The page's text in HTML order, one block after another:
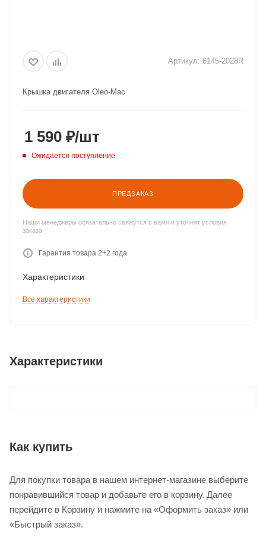
Артикул: 6145-2028R
Крышка двигателя Oleo-Mac
1 590 ₽/шт
Ожидается поступление
ПРЕДЗАКАЗ
Наши менеджеры обязательно свяжутся с вами и уточнят условия
заказа
Гарантия товара 2+2 года
Характеристики
Все характеристики
Характеристики
Как купить
Для покупки товара в нашем интернет-магазине выберите
понравившийся товар и добавьте его в корзину. Далее
перейдите в Корзину и нажмите на «Оформить заказ» или
«Быстрый заказ».